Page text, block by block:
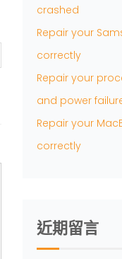
crashed
Repair your
correctly
Repair your
and power
Repair your
correctly
近期留言